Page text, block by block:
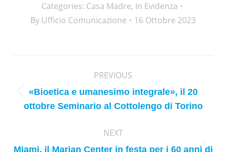
Categories: Casa Madre, In Evidenza
By Ufficio Comunicazione 16 Ottobre 2023
PREVIOUS
Previous
post:
«Bioetica e umanesimo integrale», il 20
ottobre Seminario al Cottolengo di Torino
NEXT
Miami, il Marian Center in festa per i 60 anni di